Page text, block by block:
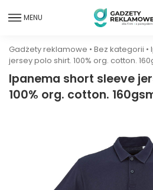
MENU
Gadżety reklamowe • Bez kategorii •
jersey polo shirt. 100% org. cotton.
Ipanema short sleeve
100% org. cotton.